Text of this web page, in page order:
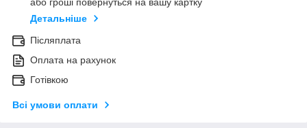
або гроші повернуться на вашу картку
Детальніше
Післяплата
Оплата на рахунок
Готівкою
Всі умови оплати